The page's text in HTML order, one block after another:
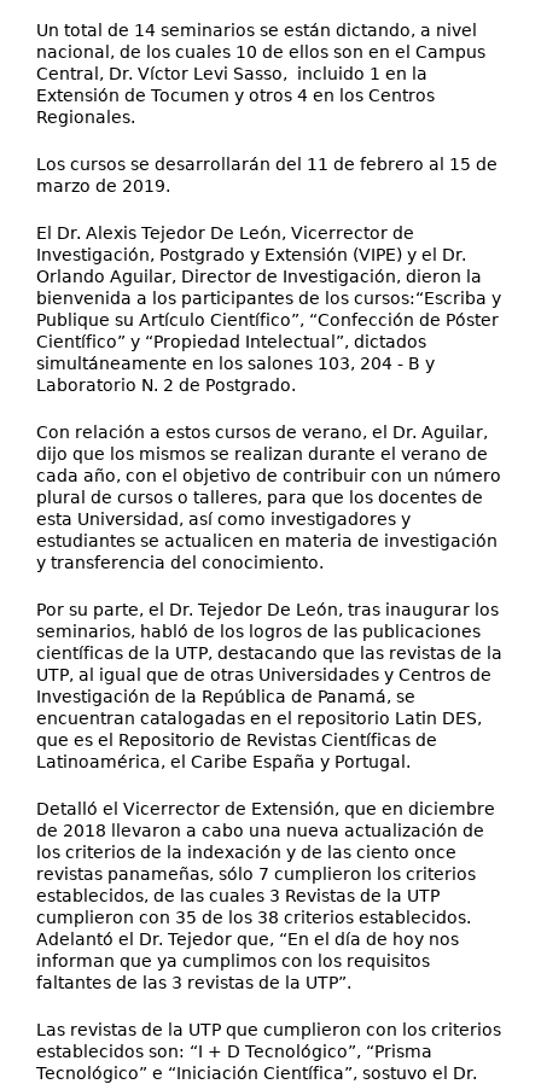
Un total de 14 seminarios se están dictando, a nivel
nacional, de los cuales 10 de ellos son en el Campus
Central, Dr. Víctor Levi Sasso, incluido 1 en la
Extensión de Tocumen y otros 4 en los Centros
Regionales.
Los cursos se desarrollarán del 11 de febrero al 15 de
marzo de 2019.
El Dr. Alexis Tejedor De León, Vicerrector de
Investigación, Postgrado y Extensión (VIPE) y el Dr.
Orlando Aguilar, Director de Investigación, dieron la
bienvenida a los participantes de los cursos:“Escriba y
Publique su Artículo Científico”, “Confección de Póster
Científico” y “Propiedad Intelectual”, dictados
simultáneamente en los salones 103, 204 - B y
Laboratorio N. 2 de Postgrado.
Con relación a estos cursos de verano, el Dr. Aguilar,
dijo que los mismos se realizan durante el verano de
cada año, con el objetivo de contribuir con un número
plural de cursos o talleres, para que los docentes de
esta Universidad, así como investigadores y
estudiantes se actualicen en materia de investigación
y transferencia del conocimiento.
Por su parte, el Dr. Tejedor De León, tras inaugurar los
seminarios, habló de los logros de las publicaciones
científicas de la UTP, destacando que las revistas de la
UTP, al igual que de otras Universidades y Centros de
Investigación de la República de Panamá, se
encuentran catalogadas en el repositorio Latin DES,
que es el Repositorio de Revistas Científicas de
Latinoamérica, el Caribe España y Portugal.
Detalló el Vicerrector de Extensión, que en diciembre
de 2018 llevaron a cabo una nueva actualización de
los criterios de la indexación y de las ciento once
revistas panameñas, sólo 7 cumplieron los criterios
establecidos, de las cuales 3 Revistas de la UTP
cumplieron con 35 de los 38 criterios establecidos.
Adelantó el Dr. Tejedor que, “En el día de hoy nos
informan que ya cumplimos con los requisitos
faltantes de las 3 revistas de la UTP”.
Las revistas de la UTP que cumplieron con los criterios
establecidos son: “I + D Tecnológico”, “Prisma
Tecnológico” e “Iniciación Científica”, sostuvo el Dr.